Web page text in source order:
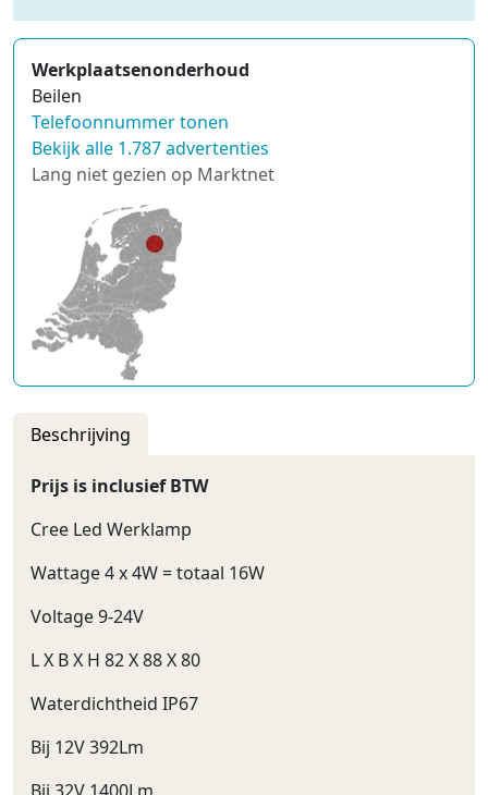
Werkplaatsenonderhoud
Beilen
Telefoonnummer tonen
Bekijk alle 1.787 advertenties
Lang niet gezien op Marktnet
Beschrijving
Prijs is inclusief BTW
Cree Led Werklamp
Wattage 4 x 4W = totaal 16W
Voltage 9-24V
L X B X H 82 X 88 X 80
Waterdichtheid IP67
Bij 12V 392Lm
Bij 32V 1400Lm